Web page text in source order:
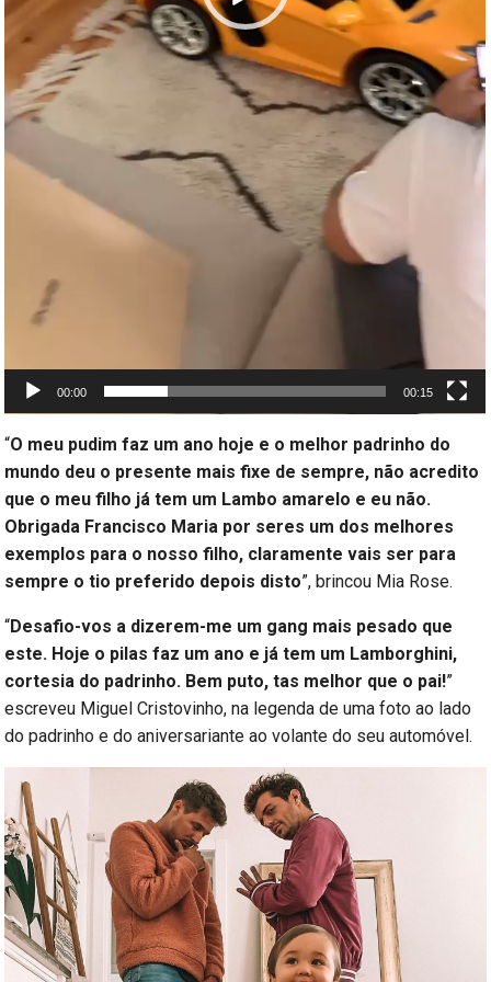
00:00 00:15
“O meu pudim faz um ano hoje e o melhor padrinho do
mundo deu o presente mais fixe de sempre, não acredito
que o meu filho já tem um Lambo amarelo e eu não.
Obrigada Francisco Maria por seres um dos melhores
exemplos para o nosso filho, claramente vais ser para
sempre o tio preferido depois disto”, brincou Mia Rose.
“Desafio-vos a dizerem-me um gang mais pesado que
este. Hoje o pilas faz um ano e já tem um Lamborghini,
cortesia do padrinho. Bem puto, tas melhor que o pai!”
escreveu Miguel Cristovinho, na legenda de uma foto ao lado
do padrinho e do aniversariante ao volante do seu automóvel.